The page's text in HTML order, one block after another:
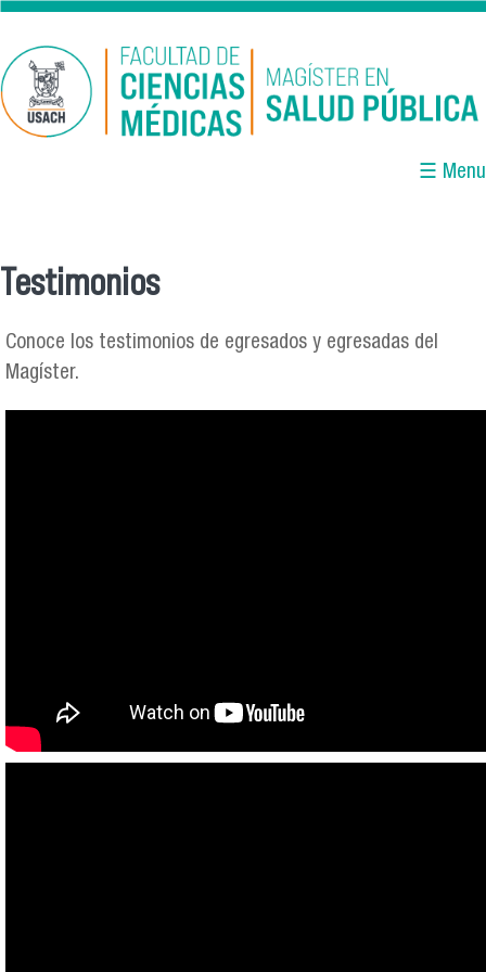
Pasar al contenido principal
☰ Menu
Testimonios
Conoce los testimonios de egresados y egresadas del
Magíster.